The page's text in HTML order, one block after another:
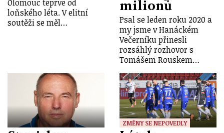
Olomouc teprve od
loňského léta. V elitní
soutěži se měl…
milionů
Psal se leden roku 2020 a
my jsme v Hanáckém
Večerníku přinesli
rozsáhlý rozhovor s
Tomášem Rouskem…
ZMĚNY SE NEPOVEDLY